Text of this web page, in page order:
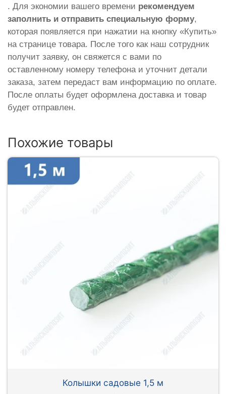
. Для экономии вашего времени рекомендуем
заполнить и отправить специальную форму,
которая появляется при нажатии на кнопку «Купить»
на странице товара. После того как наш сотрудник
получит заявку, он свяжется с вами по
оставленному номеру телефона и уточнит детали
заказа, затем передаст вам информацию по оплате.
После оплаты будет оформлена доставка и товар
будет отправлен.
Похожие товары
Колышки садовые 1,5 м